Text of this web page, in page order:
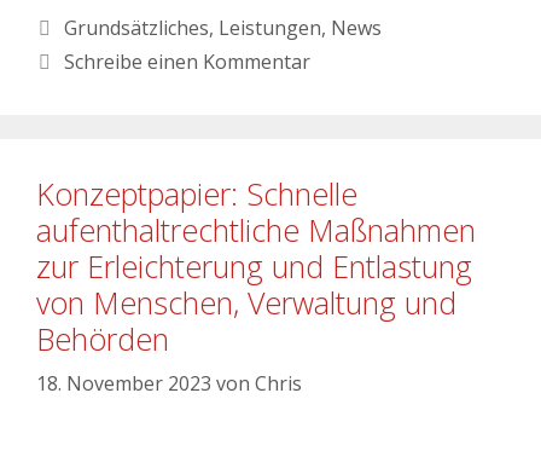
Grundsätzliches, Leistungen, News
Schreibe einen Kommentar
Konzeptpapier: Schnelle
aufenthaltrechtliche Maßnahmen
zur Erleichterung und Entlastung
von Menschen, Verwaltung und
Behörden
18. November 2023 von Chris